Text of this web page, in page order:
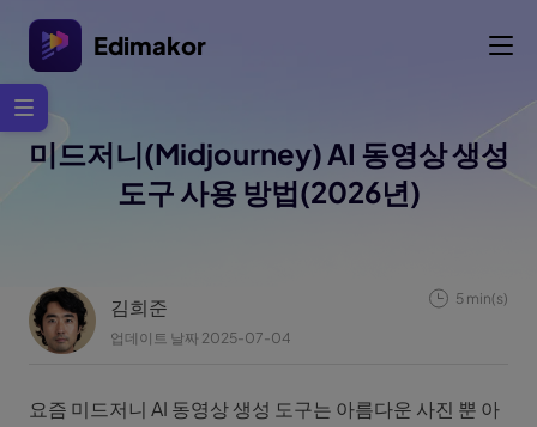
Edimakor
미드저니(Midjourney) AI 동영상 생성
도구 사용 방법(2026년)
김희준
업데이트 날짜 2025-07-04
5 min(s)
요즘 미드저니 AI 동영상 생성 도구는 아름다운 사진 뿐 아